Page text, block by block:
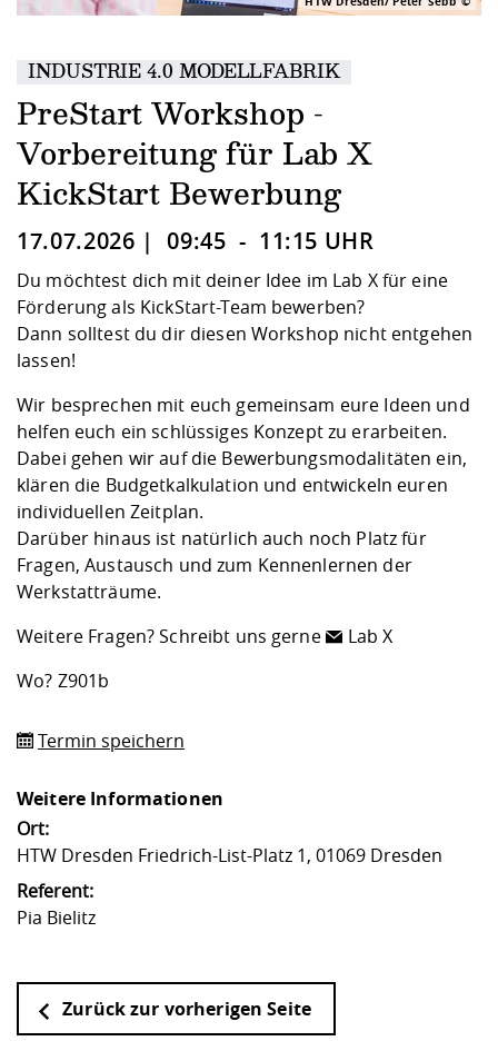
Digitales Lernen
Fremdsprachen
Jobs, Praktika,
Angebote der
Arbeit
Career Service
Internationale
Klimaschutz &
Förderverein
Informatik/
Maschinenbau
Angebote für Unternehmen
Qualitätssicherung
INDUSTRIE 4.0 MODELLFABRIK
PreStart Workshop -
Vorbereitung für Lab X
KickStart Bewerbung
17.07.2026 | 09:45 - 11:15 UHR
Du möchtest dich mit deiner Idee im Lab Xfür eine
Förderung als KickStart-Team bewerben?
Dann solltest du dir diesen Workshop nicht entgehen
lassen!
Wir besprechen mit euch gemeinsam eure Ideen und
helfen euch ein schlüssiges Konzept zu erarbeiten.
Dabei gehen wir auf die Bewerbungsmodalitäten ein,
klären die Budgetkalkulation und entwickeln euren
individuellen Zeitplan.
Darüber hinaus ist natürlich auch noch Platz für
Fragen, Austausch und zum Kennenlernen der
Werkstatträume.
Weitere Fragen? Schreibt uns gerne
Lab X
Wo? Z901b
Termin speichern
Weitere Informationen
Ort:
HTW Dresden Friedrich-List-Platz 1, 01069 Dresden
Referent:
Pia Bielitz
Zurück zur vorherigen Seite